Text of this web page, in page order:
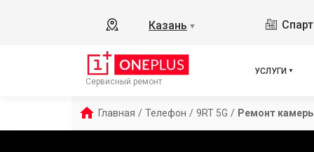
Казань ▼
Сервисный ремонт
УСЛУГИ
Главная / Телефон / 9RT 5G / Ремонт